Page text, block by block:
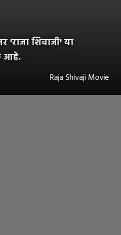
'राजा शिवाजी' या
आहे.
Raja Shivaji Movie